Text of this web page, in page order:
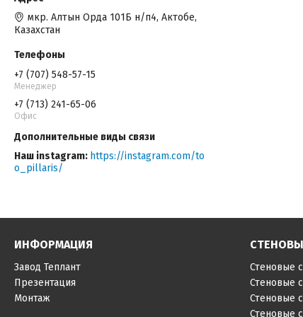
мкр. Алтын Орда 101Б н/п4, Актобе,
Казахстан
+7 (707) 548-57-15
Менеджер
+7 (713) 241-65-06
Офис
Наш instagram https://instagram.com/to
o_pillaris/
ИНФОРМАЦИЯ
Завод Теплант
Презентация
Монтаж
Стеновые
Стеновые
Стеновые
Стеновые